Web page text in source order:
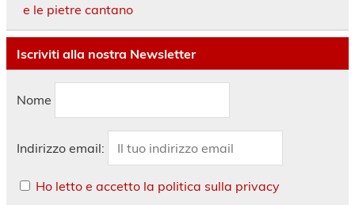
e le pietre cantano
Iscriviti alla nostra Newsletter
Nome
Indirizzo email:
Ho letto e accetto la politica sulla privacy